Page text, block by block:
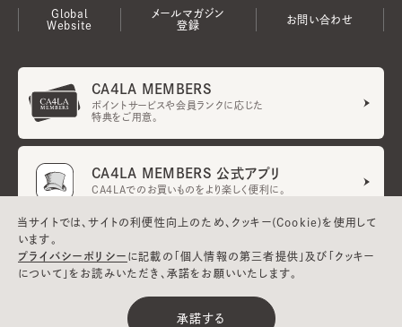
Global
Website
メールマガジン
登録
お問い合わせ
CA4LA MEMBERS
ポイントサービスや会員ランクに応じた
特典をご用意。
CA4LA MEMBERS 公式アプリ
CA4LAでのお買いものをより楽しく便利に。
ご利用規約 メンバーズ規約 クーポン利用規約 UGCガイドライン
当サイトでは、サイトの利便性向上のため、クッキー(Cookie)を使用して
います。
プライバシーポリシー に記載の「個人情報の第三者提供」及び「クッキー
について」をお読みいただき、承諾をお願いいたします。
承諾する